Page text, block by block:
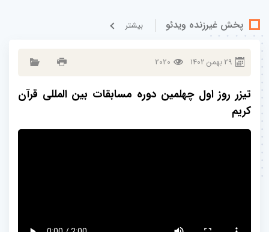
پخش غيرزنده ویدئو بيشتر
29بهمن1402
2020
تیزر روز اول چهلمین دوره مسابقات بین المللی قرآن
کریم